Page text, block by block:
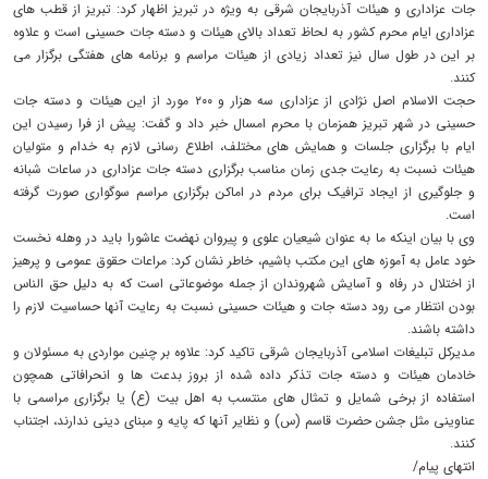
جات عزاداری و هیئات آذربایجان شرقی به ویژه در تبریز اظهار کرد: تبریز از قطب های
عزاداری ایام محرم کشور به لحاظ تعداد بالای هیئات و دسته جات حسینی است و علاوه
بر این در طول سال نیز تعداد زیادی از هیئات مراسم و برنامه های هفتگی برگزار می
کنند.
حجت الاسلام اصل نژادی از عزاداری سه هزار و ۲۰۰ مورد از این هیئات و دسته جات
حسینی در شهر تبریز همزمان با محرم امسال خبر داد و گفت: پیش از فرا رسیدن این
ایام با برگزاری جلسات و همایش های مختلف، اطلاع رسانی لازم به خدام و متولیان
هیئات نسبت به رعایت جدی زمان مناسب برگزاری دسته جات عزاداری در ساعات شبانه
و جلوگیری از ایجاد ترافیک برای مردم در اماکن برگزاری مراسم سوگواری صورت گرفته
است.
وی با بیان اینکه ما به عنوان شیعیان علوی و پیروان نهضت عاشورا باید در وهله نخست
خود عامل به آموزه های این مکتب باشیم، خاطر نشان کرد: مراعات حقوق عمومی و پرهیز
از اختلال در رفاه و آسایش شهروندان از جمله موضوعاتی است که به دلیل حق الناس
بودن انتظار می رود دسته جات و هیئات حسینی نسبت به رعایت آنها حساسیت لازم را
داشته باشند.
مدیرکل تبلیغات اسلامی آذربایجان شرقی تاکید کرد: علاوه بر چنین مواردی به مسئولان و
خادمان هیئات و دسته جات تذکر داده شده از بروز بدعت ها و انحرافاتی همچون
استفاده از برخی شمایل و تمثال های منتسب به اهل بیت (ع) یا برگزاری مراسمی با
عناوینی مثل جشن حضرت قاسم (س) و نظایر آنها که پایه و مبنای دینی ندارند، اجتناب
کنند.
انتهای پیام/